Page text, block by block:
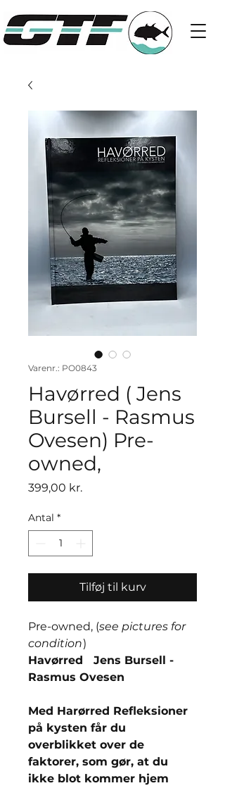
Varenr.: PO0843
Havørred ( Jens
Bursell - Rasmus
Ovesen) Pre-
owned,
399,00 kr.Pris
Antal *
Tilføj til kurv
Pre-owned, (see pictures for
condition)
Havørred Jens Bursell -
Rasmus Ovesen
Med Harørred Refleksioner
på kysten får du
overblikket over de
faktorer, som gør, at du
ikke blot kommer hjem